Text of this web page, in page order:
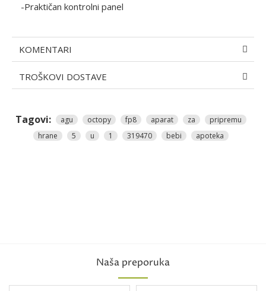
-Praktičan kontrolni panel
KOMENTARI
TROŠKOVI DOSTAVE
Tagovi: agu octopy fp8 aparat za
pripremu
hrane
5 u 1 319470 bebi apoteka
Naša preporuka